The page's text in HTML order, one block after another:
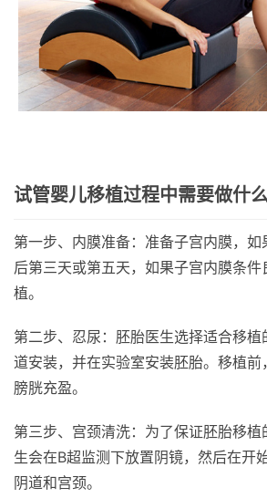
试管婴儿移植过程中需要做什
第一步、内膜准备：准备子宫内膜，
后第三天或第五天，如果子宫内膜条
植。
第二步、忍尿：胚胎医生选择适合移
道安装，并在实验室安装胚胎。移植
膀胱充盈。
第三步、宫颈清洗：为了保证胚胎移
生会在B超监测下放置阴镜，然后在开
阴道和宫颈。